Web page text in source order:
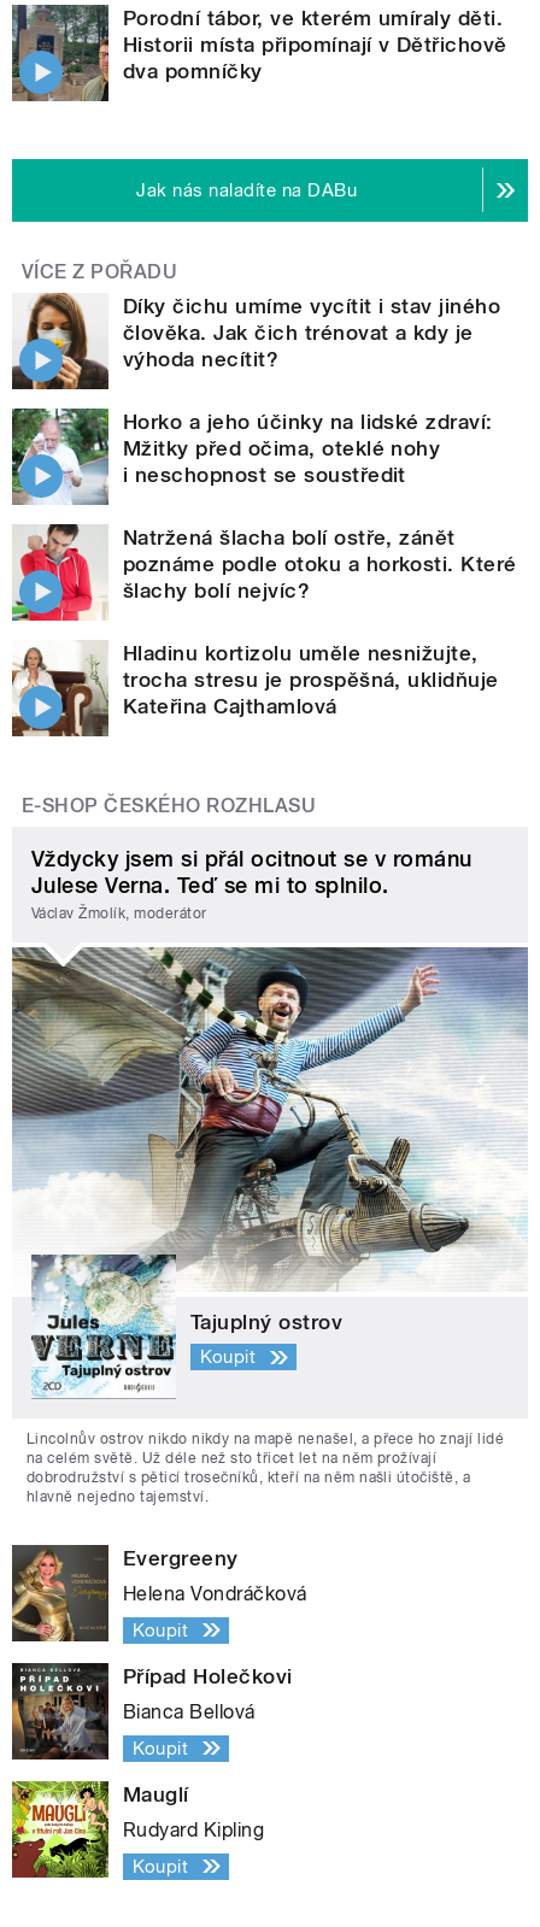
Porodní tábor, ve kterém umíraly děti.
Historii místa připomínají v Dětřichově
dva pomníčky
Jak nás naladíte na DABu
VÍCE Z POŘADU
Díky čichu umíme vycítit i stav jiného
člověka. Jak čich trénovat a kdy je
výhoda necítit?
Horko a jeho účinky na lidské zdraví:
Mžitky před očima, oteklé nohy
i neschopnost se soustředit
Natržená šlacha bolí ostře, zánět
poznáme podle otoku a horkosti. Které
šlachy bolí nejvíc?
Hladinu kortizolu uměle nesnižujte,
trocha stresu je prospěšná, uklidňuje
Kateřina Cajthamlová
E-SHOP ČESKÉHO ROZHLASU
Vždycky jsem si přál ocitnout se v románu
Julese Verna. Teď se mi to splnilo.
Václav Žmolík, moderátor
Tajuplný ostrov
Koupit
Lincolnův ostrov nikdo nikdy na mapě nenašel, a přece ho znají lidé
na celém světě. Už déle než sto třicet let na něm prožívají
dobrodružství s pěticí trosečníků, kteří na něm našli útočiště, a
hlavně nejedno tajemství.
Evergreeny
Helena Vondráčková
Koupit
Případ Holečkovi
Bianca Bellová
Koupit
Mauglí
Rudyard Kipling
Koupit